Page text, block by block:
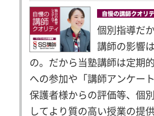
個別指導だ
講師の影響
の。だから当塾講師は定期
への参加や「講師アンケー
保護者様からの評価等、個
してより質の高い授業の提